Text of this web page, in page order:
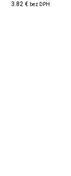
3.82 € bez DPH